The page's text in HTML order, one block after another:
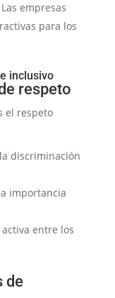
Las empresas
para los
inclusivo
respeto
el respeto
discriminación
importancia
entre los
de